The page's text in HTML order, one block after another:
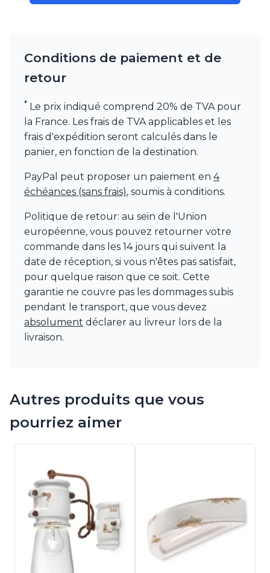
Watsberg
Conditions de paiement et de
retour
* Le prix indiqué comprend 20% de TVA pour
la France. Les frais de TVA applicables et les
frais d'expédition seront calculés dans le
panier, en fonction de la destination.
PayPal peut proposer un paiement en 4
échéances (sans frais), soumis à conditions.
Politique de retour: au sein de l'Union
européenne, vous pouvez retourner votre
commande dans les 14 jours qui suivent la
date de réception, si vous n'êtes pas satisfait,
pour quelque raison que ce soit. Cette
garantie ne couvre pas les dommages subis
pendant le transport, que vous devez
absolument déclarer au livreur lors de la
livraison.
Autres produits que vous
pourriez aimer